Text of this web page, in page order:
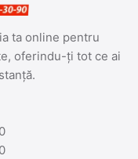
ta online pentru
oferindu-ți tot ce ai